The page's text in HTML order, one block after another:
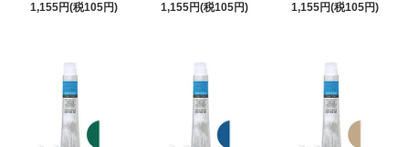
1,155円(税105円)
1,155円(税105円)
1,155円(税105円)